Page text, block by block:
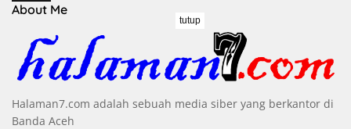
About Me
Halaman7.com adalah sebuah media siber yang berkantor di
Banda Aceh
tutup